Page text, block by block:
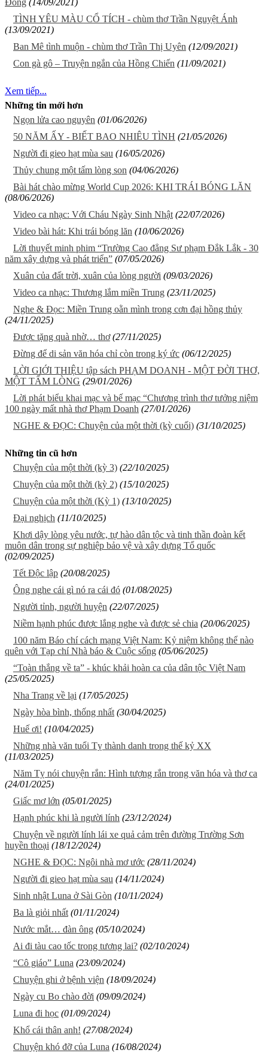
TÌNH YÊU MÀU CỔ TÍCH - chùm thơ Trần Nguyệt Ánh
(13/09/2021)
Ban Mê tình muộn - chùm thơ Trần Thị Uyên (12/09/2021)
Con gà gô – Truyện ngắn của Hồng Chiến (11/09/2021)
Xem tiếp...
Những tin mới hơn
Ngọn lửa cao nguyên (01/06/2026)
50 NĂM ẤY - BIẾT BAO NHIÊU TÌNH (21/05/2026)
Người đi gieo hạt mùa sau (16/05/2026)
Thủy chung một tấm lòng son (04/06/2026)
Bài hát chào mừng World Cup 2026: KHI TRÁI BÓNG LĂN
(08/06/2026)
Video ca nhạc: Với Cháu Ngày Sinh Nhật (22/07/2026)
Video bài hát: Khi trái bóng lăn (10/06/2026)
Lời thuyết minh phim “Trường Cao đẳng Sư phạm Đắk Lắk - 30
năm xây dựng và phát triển” (07/05/2026)
Xuân của đất trời, xuân của lòng người (09/03/2026)
Video ca nhạc: Thương lắm miền Trung (23/11/2025)
Nghe & Đọc: Miền Trung oằn mình trong cơn đại hồng thủy
(24/11/2025)
Được tặng quà nhờ… thơ (27/11/2025)
Đừng để di sản văn hóa chỉ còn trong ký ức (06/12/2025)
LỜI GIỚI THIỆU tập sách PHẠM DOANH - MỘT ĐỜI THƠ,
MỘT TẤM LÒNG (29/01/2026)
Lời phát biểu khai mạc và bế mạc “Chương trình thơ tưởng niệm
100 ngày mất nhà thơ Phạm Doanh (27/01/2026)
NGHE & ĐỌC: Chuyện của một thời (kỳ cuối) (31/10/2025)
Những tin cũ hơn
Chuyện của một thời (kỳ 3) (22/10/2025)
Chuyện của một thời (kỳ 2) (15/10/2025)
Chuyện của một thời (Kỳ 1) (13/10/2025)
Đại nghịch (11/10/2025)
Khơi dậy lòng yêu nước, tự hào dân tộc và tinh thần đoàn kết
muôn dân trong sự nghiệp bảo vệ và xây dựng Tổ quốc
(02/09/2025)
Tết Độc lập (20/08/2025)
Ông nghe cái gì nó ra cái đó (01/08/2025)
Người tỉnh, người huyện (22/07/2025)
Niềm hạnh phúc được lắng nghe và được sẻ chia (20/06/2025)
100 năm Báo chí cách mạng Việt Nam: Kỷ niệm không thể nào
quên với Tạp chí Nhà báo & Cuộc sống (05/06/2025)
“Toàn thắng về ta” - khúc khải hoàn ca của dân tộc Việt Nam
(25/05/2025)
Nha Trang về lại (17/05/2025)
Ngày hòa bình, thống nhất (30/04/2025)
Huế ơi! (10/04/2025)
Những nhà văn tuổi Tỵ thành danh trong thế kỷ XX
(11/03/2025)
Năm Tỵ nói chuyện rắn: Hình tượng rắn trong văn hóa và thơ ca
(24/01/2025)
Giấc mơ lớn (05/01/2025)
Hạnh phúc khi là người lính (23/12/2024)
Chuyện về người lính lái xe quả cảm trên đường Trường Sơn
huyền thoại (18/12/2024)
NGHE & ĐỌC: Ngôi nhà mơ ước (28/11/2024)
Người đi gieo hạt mùa sau (14/11/2024)
Sinh nhật Luna ở Sài Gòn (10/11/2024)
Ba là giỏi nhất (01/11/2024)
Nước mắt… đàn ông (05/10/2024)
Ai đi tàu cao tốc trong tương lai? (02/10/2024)
“Cô giáo” Luna (23/09/2024)
Chuyện ghi ở bệnh viện (18/09/2024)
Ngày cu Bo chào đời (09/09/2024)
Luna đi học (01/09/2024)
Khổ cái thân anh! (27/08/2024)
Chuyện khó đỡ của Luna (16/08/2024)